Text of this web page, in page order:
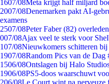
1607/08Meta krijgt half miljard
2007/08Denemarken pakt AI-
examens
2507/08Peter Faber (82) overleden
007/08Ajax veel te sterk voor
107/08Nieuwkomers schitteren
1907/08Random Pics van de Dag
1506/08Ontslagen bij Halo
1906/08PS5-doos waarschuwt
206/08Le Court wint na nerveuze